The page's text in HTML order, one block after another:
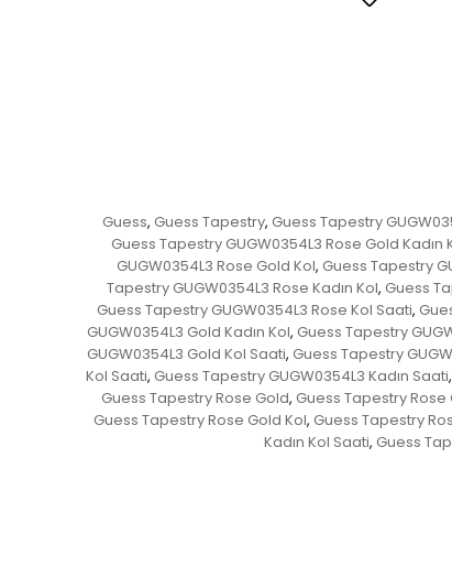
Guess, Guess Tapestry, Guess Tapestry
Guess Tapestry GUGW0354L3 Rose Gold Kadın
GUGW0354L3 Rose Gold Kol, Guess Tapestry
Tapestry GUGW0354L3 Rose Kadın Kol, Guess
Guess Tapestry GUGW0354L3 Rose Kol Saati,
GUGW0354L3 Gold Kadın Kol, Guess Tapestry
GUGW0354L3 Gold Kol Saati, Guess Tapestry
Kol Saati, Guess Tapestry GUGW0354L3 Kadın Saati,
Guess Tapestry Rose Gold, Guess Tapestry Rose
Guess Tapestry Rose Gold Kol, Guess Tapestry
Kadın Kol Saati, Guess